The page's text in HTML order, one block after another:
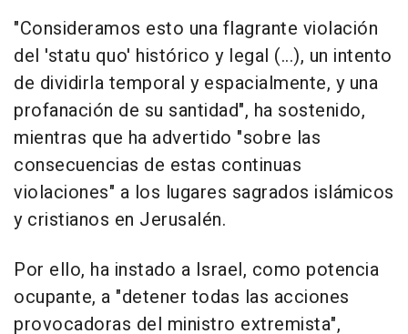
"Consideramos esto una flagrante violación
del 'statu quo' histórico y legal (...), un intento
de dividirla temporal y espacialmente, y una
profanación de su santidad", ha sostenido,
mientras que ha advertido "sobre las
consecuencias de estas continuas
violaciones" a los lugares sagrados islámicos
y cristianos en Jerusalén.
Por ello, ha instado a Israel, como potencia
ocupante, a "detener todas las acciones
provocadoras del ministro extremista",